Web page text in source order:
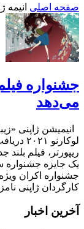
صفحه اصلی انیمه
جشنواره
می‌دهد
انیمیشن ژاپنی
ریپورتر، فیلم
یک جایزه جشنواره
جشنواره اکران
کارگردان ژاپنی
آخرین اخبار